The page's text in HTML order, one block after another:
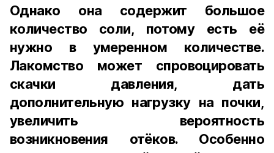
Однако она содержит большое
количество соли, потому есть её
нужно в умеренном количестве.
Лакомство может спровоцировать
скачки давления, дать
дополнительную нагрузку на почки,
увеличить вероятность
возникновения отёков. Особенно